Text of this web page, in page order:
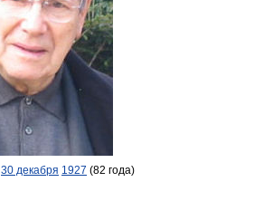
30 декабря 1927 (82 года)